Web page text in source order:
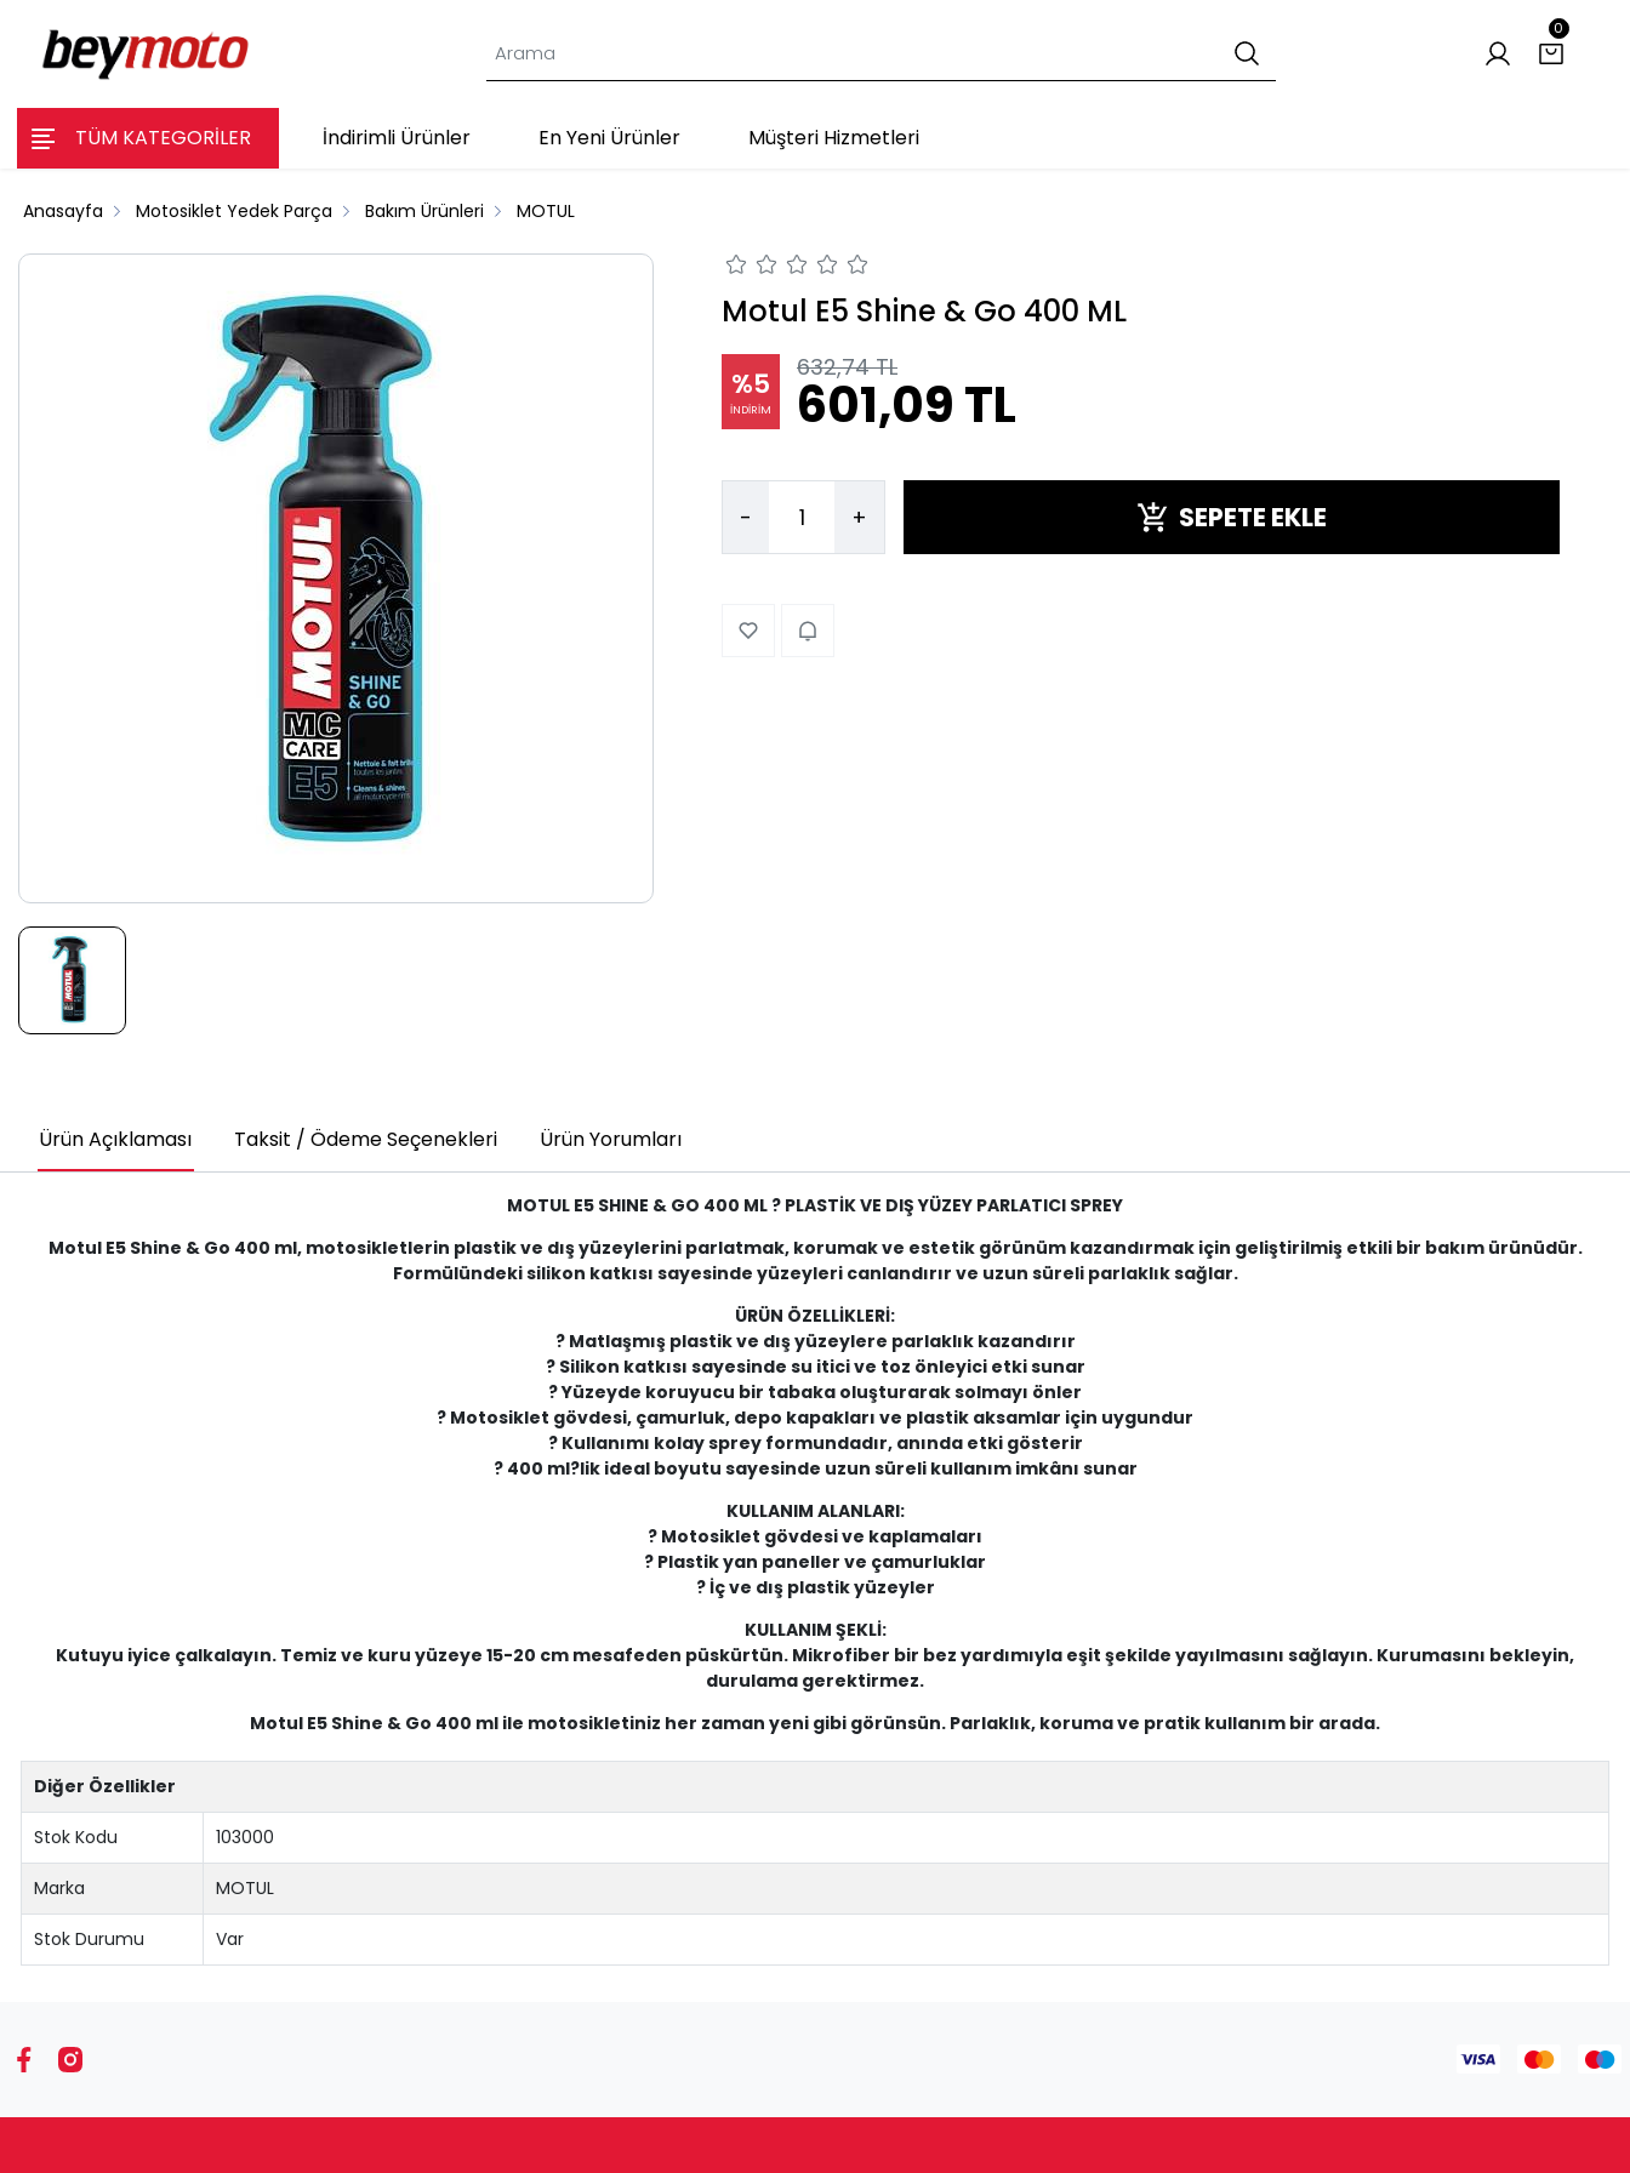
0
TÜM KATEGORİLER İndirimli Ürünler En Yeni Ürünler Müşteri Hizmetleri
Anasayfa Motosiklet Yedek Parça Bakım Ürünleri MOTUL
Motul E5 Shine & Go 400 ML
%5
İNDİRİM
632,74 TL
601,09 TL
- + SEPETE EKLE
Ürün Açıklaması Taksit / Ödeme Seçenekleri Ürün Yorumları
MOTUL E5 SHINE & GO 400 ML ? PLASTİK VE DIŞ YÜZEY PARLATICI SPREY
Motul E5 Shine & Go 400 ml, motosikletlerin plastik ve dış yüzeylerini parlatmak, korumak ve estetik görünüm kazandırmak için geliştirilmiş etkili bir bakım ürünüdür.
Formülündeki silikon katkısı sayesinde yüzeyleri canlandırır ve uzun süreli parlaklık sağlar.
ÜRÜN ÖZELLİKLERİ:
? Matlaşmış plastik ve dış yüzeylere parlaklık kazandırır
? Silikon katkısı sayesinde su itici ve toz önleyici etki sunar
? Yüzeyde koruyucu bir tabaka oluşturarak solmayı önler
? Motosiklet gövdesi, çamurluk, depo kapakları ve plastik aksamlar için uygundur
? Kullanımı kolay sprey formundadır, anında etki gösterir
? 400 ml?lik ideal boyutu sayesinde uzun süreli kullanım imkânı sunar
KULLANIM ALANLARI:
? Motosiklet gövdesi ve kaplamaları
? Plastik yan paneller ve çamurluklar
? İç ve dış plastik yüzeyler
KULLANIM ŞEKLİ:
Kutuyu iyice çalkalayın. Temiz ve kuru yüzeye 15-20 cm mesafeden püskürtün. Mikrofiber bir bez yardımıyla eşit şekilde yayılmasını sağlayın. Kurumasını bekleyin,
durulama gerektirmez.
Motul E5 Shine & Go 400 ml ile motosikletiniz her zaman yeni gibi görünsün. Parlaklık, koruma ve pratik kullanım bir arada.
Diğer Özellikler
Stok Kodu 103000
Marka MOTUL
Stok Durumu Var